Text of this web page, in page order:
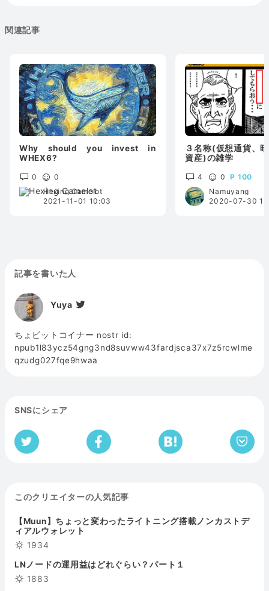
関連記事
Why should you invest in
WHEX6?
0
0
Hexing Camelot
2021-11-01 10:03
３名称(仮想通貨、
資産)の雑学
4 0
100
Namuyang
2020-07-30
記事を書いた人
Yuya
ちょビットコイナー nostr id:
npub1l83ycz54gng3nd8suvww43fardjsca37x7z5rcwlme
qzudg027fqe9hwaa
SNSにシェア
このクリエイターの人気記事
【Muun】ちょっと変わったライトニング搭載ノンカストデ
ィアルウォレット
1934
LNノードの運用益はどれぐらい？パート１
1883